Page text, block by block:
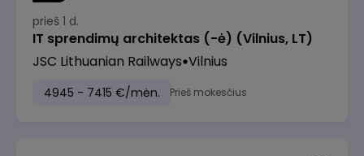
prieš 1 d.
IT sprendimų architektas (-ė) (Vilnius, LT)
JSC Lithuanian Railways Vilnius
4945 - 7415 €/mėn. Prieš mokesčius